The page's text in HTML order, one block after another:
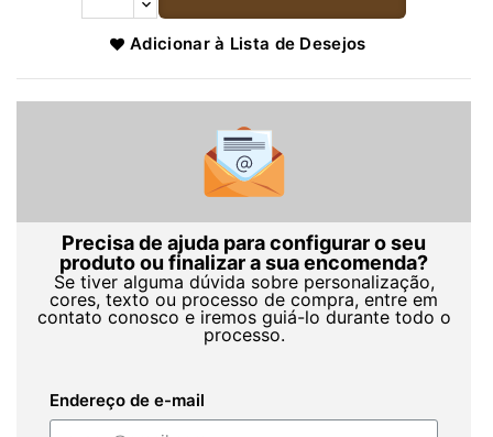
Adicionar à Lista de Desejos
Precisa de ajuda para configurar o seu
produto ou finalizar a sua encomenda?
Se tiver alguma dúvida sobre personalização,
cores, texto ou processo de compra, entre em
contato conosco e iremos guiá-lo durante todo o
processo.
Endereço de e-mail